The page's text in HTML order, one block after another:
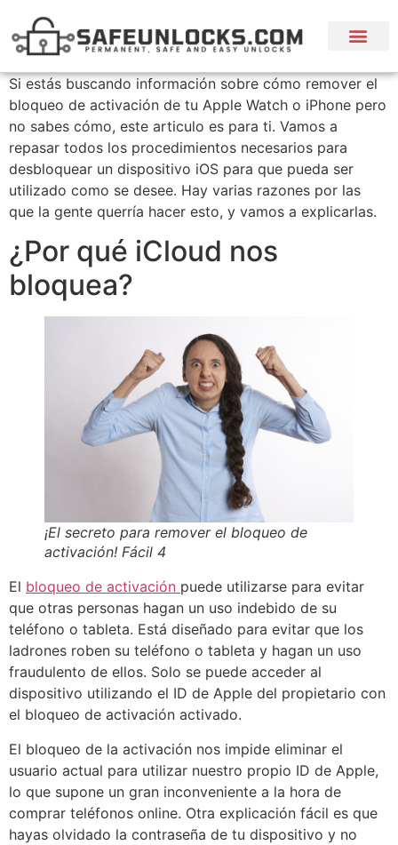
Si estás buscando información sobre cómo remover el
bloqueo de activación de tu Apple Watch o iPhone pero
no sabes cómo, este articulo es para ti. Vamos a
repasar todos los procedimientos necesarios para
desbloquear un dispositivo iOS para que pueda ser
utilizado como se desee. Hay varias razones por las
que la gente querría hacer esto, y vamos a explicarlas.
¿Por qué iCloud nos
bloquea?
¡El secreto para remover el bloqueo de
activación! Fácil 4
El bloqueo de activación puede utilizarse para evitar
que otras personas hagan un uso indebido de su
teléfono o tableta. Está diseñado para evitar que los
ladrones roben su teléfono o tableta y hagan un uso
fraudulento de ellos. Solo se puede acceder al
dispositivo utilizando el ID de Apple del propietario con
el bloqueo de activación activado.
El bloqueo de la activación nos impide eliminar el
usuario actual para utilizar nuestro propio ID de Apple,
lo que supone un gran inconveniente a la hora de
comprar teléfonos online. Otra explicación fácil es que
hayas olvidado la contraseña de tu dispositivo y no